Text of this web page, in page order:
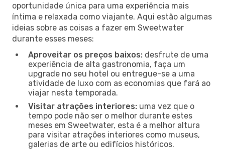
oportunidade única para uma experiência mais
íntima e relaxada como viajante. Aqui estão algumas
ideias sobre as coisas a fazer em Sweetwater
durante esses meses:
Aproveitar os preços baixos: desfrute de uma
experiência de alta gastronomia, faça um
upgrade no seu hotel ou entregue-se a uma
atividade de luxo com as economias que fará ao
viajar nesta temporada.
Visitar atrações interiores: uma vez que o
tempo pode não ser o melhor durante estes
meses em Sweetwater, esta é a melhor altura
para visitar atrações interiores como museus,
galerias de arte ou edifícios históricos.